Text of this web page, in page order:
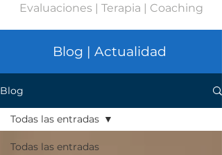
Evaluaciones | Terapia | Coaching
Blog | Actualidad
Blog
Todas las entradas
Todas las entradas